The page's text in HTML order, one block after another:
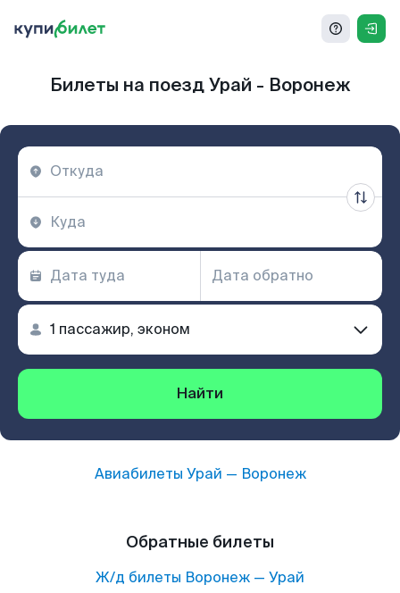
Билеты на поезд Урай - Воронеж
Найти
Авиабилеты Урай — Воронеж
Обратные билеты
Ж/д билеты Воронеж — Урай